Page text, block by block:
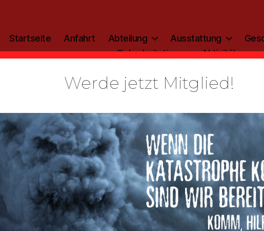
Startseite Anfahrt Abteilung Ausstattung
Sicherheitstipp
Aktivitäten
ALLGEMEIN
Beitragsautor
Vonadmin Veröffentlichungsdatum
12. Januar 2019
Werde jetzt Mitglied!